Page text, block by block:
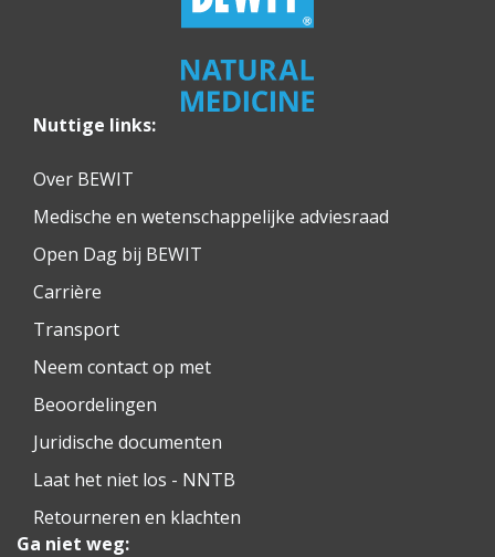
Nuttige links:
Over BEWIT
Medische en wetenschappelijke adviesraad
Open Dag bij BEWIT
Carrière
Transport
Neem contact op met
Beoordelingen
Juridische documenten
Laat het niet los - NNTB
Retourneren en klachten
Ga niet weg: